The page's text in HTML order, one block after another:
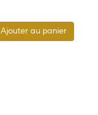
Ajouter au panier